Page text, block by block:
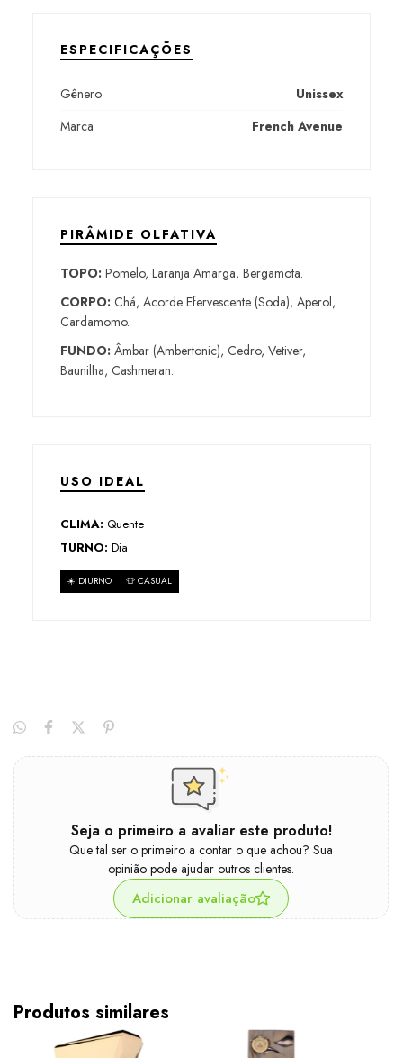
ESPECIFICAÇÕES
Gênero
Unissex
Marca
French Avenue
PIRÂMIDE OLFATIVA
TOPO:Pomelo, Laranja Amarga, Bergamota.
CORPO:Chá, Acorde Efervescente (Soda), Aperol,
Cardamomo.
FUNDO:Âmbar (Ambertonic), Cedro, Vetiver,
Baunilha, Cashmeran.
USO IDEAL
CLIMA: Quente
TURNO: Dia
☀️ DIURNO 👕 CASUAL
Seja o primeiro a avaliar este produto!
Que tal ser o primeiro a contar o que achou? Sua
opinião pode ajudar outros clientes.
Adicionar avaliação
Produtos similares